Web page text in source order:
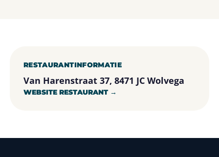
RESTAURANTINFORMATIE
Van Harenstraat 37, 8471 JC Wolvega
WEBSITE RESTAURANT →